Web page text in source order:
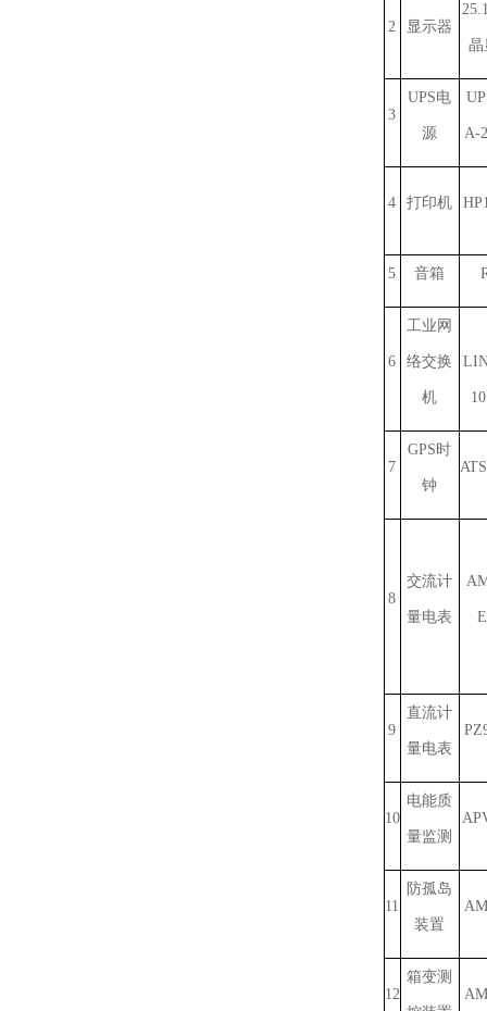
2 显示器
晶
3
UPS电
源 A-
4 打印机
5 音箱
6
工业网
络交换
机
7
GPS时
钟
8
交流计
量电表
9
直流计
量电表
10
电能质
量监测
11
防孤岛
装置
12
箱变测